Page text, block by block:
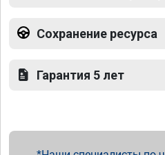
Сохранение ресурса
Гарантия 5 лет